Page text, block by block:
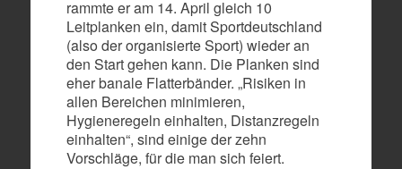
rammte er am 14. April gleich 10
Leitplanken ein, damit Sportdeutschland
(also der organisierte Sport) wieder an
den Start gehen kann. Die Planken sind
eher banale Flatterbänder. „Risiken in
allen Bereichen minimieren,
Hygieneregeln einhalten, Distanzregeln
einhalten“, sind einige der zehn
Vorschläge, für die man sich feiert.